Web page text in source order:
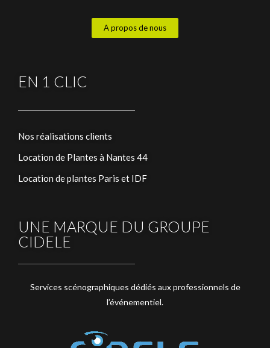
A propos de nous
EN 1 CLIC
Nos réalisations clients
Location de Plantes à Nantes 44
Location de plantes Paris et IDF
UNE MARQUE DU GROUPE
CIDELE
Services scénographiques dédiés aux professionnels de
l’événementiel.